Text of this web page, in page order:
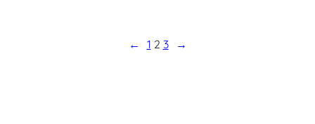
← 1 2 3 →